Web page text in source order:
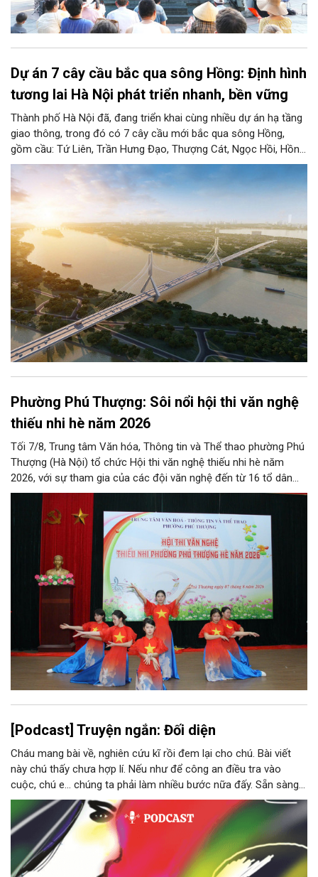
Dự án 7 cây cầu bắc qua sông Hồng: Định hình
tương lai Hà Nội phát triển nhanh, bền vững
Thành phố Hà Nội đã, đang triển khai cùng nhiều dự án hạ tầng
giao thông, trong đó có 7 cây cầu mới bắc qua sông Hồng,
gồm cầu: Tứ Liên, Trần Hưng Đạo, Thượng Cát, Ngọc Hồi, Hồng
Hà, Mễ Sở và Vân Phúc. 7 cây cầu này vừa giải bài toán hạ tầng
giao thông Thủ đô, vừa thể hiện tầm nhìn chiến lược và cuộc
cách mạng không gian để định hình tương lai phát triển bền
vững Thủ đô trong kỷ nguyên mới.
Phường Phú Thượng: Sôi nổi hội thi văn nghệ
thiếu nhi hè năm 2026
Tối 7/8, Trung tâm Văn hóa, Thông tin và Thể thao phường Phú
Thượng (Hà Nội) tổ chức Hội thi văn nghệ thiếu nhi hè năm
2026, với sự tham gia của các đội văn nghệ đến từ 16 tổ dân
phố trên địa bàn.
[Podcast] Truyện ngắn: Đối diện
Cháu mang bài về, nghiên cứu kĩ rồi đem lại cho chú. Bài viết
này chú thấy chưa hợp lí. Nếu như để công an điều tra vào
cuộc, chú e… chúng ta phải làm nhiều bước nữa đấy. Sẵn sàng
thì tiếp tục nhé! Chú Minh cầm tập bài viết đưa lại cho Thy. Cô
ngại ngùng đỡ lấy. Đây là lần thứ ba, loạt bài phóng sự của mình
bị Tổng biên tập kêu lên để trả lại...